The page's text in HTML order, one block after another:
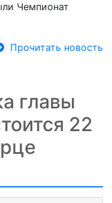
Чемпионат
Прочитать новость
главы
22